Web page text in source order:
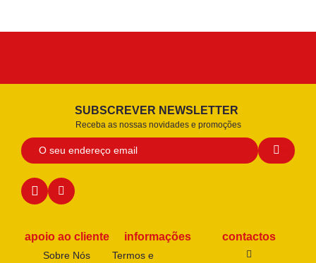
SUBSCREVER NEWSLETTER
Receba as nossas novidades e promoções
apoio ao cliente
Sobre Nós
informações
Termos e
contactos